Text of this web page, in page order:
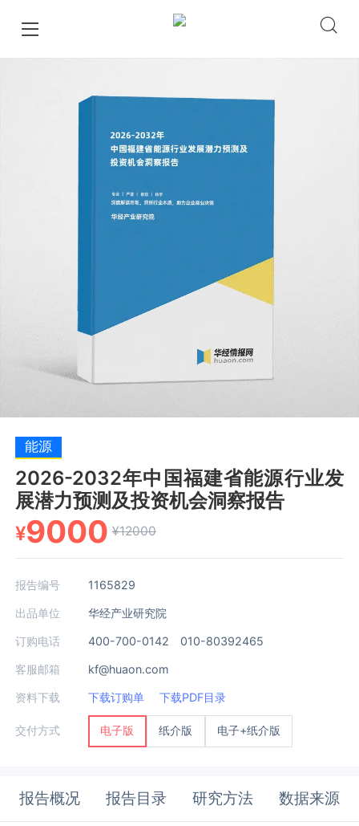
能源
2026-2032年中国福建省能源行业发
展潜力预测及投资机会洞察报告
¥9000 ¥12000
报告编号 1165829
出品单位 华经产业研究院
订购电话 400-700-0142 010-80392465
客服邮箱 kf@huaon.com
资料下载 下载订购单 下载PDF目录
交付方式 电子版 纸介版 电子+纸介版
报告概况 报告目录 研究方法 数据来源